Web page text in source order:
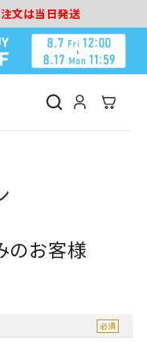
文は当日発送
のお客様